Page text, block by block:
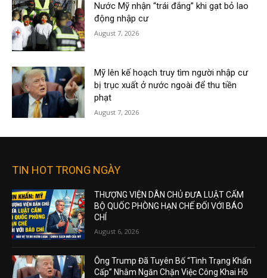
Nước Mỹ nhận “trái đắng” khi gạt bỏ lao
động nhập cư
August 7, 2026
Mỹ lên kế hoạch truy tìm người nhập cư
bị trục xuất ở nước ngoài để thu tiền
phạt
August 7, 2026
TIN HOT TRONG NGÀY
THƯỢNG VIỆN DÂN CHỦ ĐƯA LUẬT CẤM
BỘ QUỐC PHÒNG HẠN CHẾ ĐỐI VỚI BÁO
CHÍ
August 6, 2026
Ông Trump Đã Tuyên Bố “Tình Trạng Khẩn
Cấp” Nhằm Ngăn Chặn Việc Công Khai Hồ